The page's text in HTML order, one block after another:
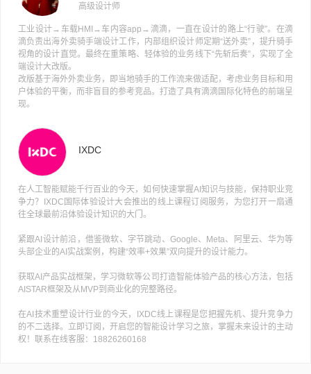
高级设计师
工业设计→车载HMI→车内容app→滴滴，一直在设计的路上“行驶”。在滴
滴负责出海外卖骑手端设计工作，内部组织设计师定期“送外卖”，提升骑手
视角的设计直觉。最终在重策略、轻体验的业务线下“先斩后奏”，实现了全
端设计大改版。
改版基于海外外卖业务，即当地骑手的工作流来做适配，考虑业务目标和用
户体验的平衡，而非盲目的参考竞品。打造了具有滴滴国际化特色的前端呈
现。
IXDC
在人工智能赋能千行百业的今天，如何快速掌握AI知识与技能，保持职业竞
争力？IXDC国际体验设计大会推出的线上课程订阅服务，为您打开一扇通
往全球最前沿体验设计知识的大门。
紧跟AI设计前沿，借鉴微软、字节跳动、Google、Meta、阿里云、华为等
头部企业的AI实战案例，构建“效率+效果”双向提升的设计能力。
获取AI产品实战框架，学习微软等公司打造智能体验产品的核心方法，包括
AISTAR框架及从MVP到商业化的完整路径。
在AI技术重塑设计行业的今天，IXDC线上课程是您把握先机、提升竞争力
的不二选择。立即订阅，开启您的智能设计学习之旅，掌握未来设计的主动
权！联系在线客服：18826260168